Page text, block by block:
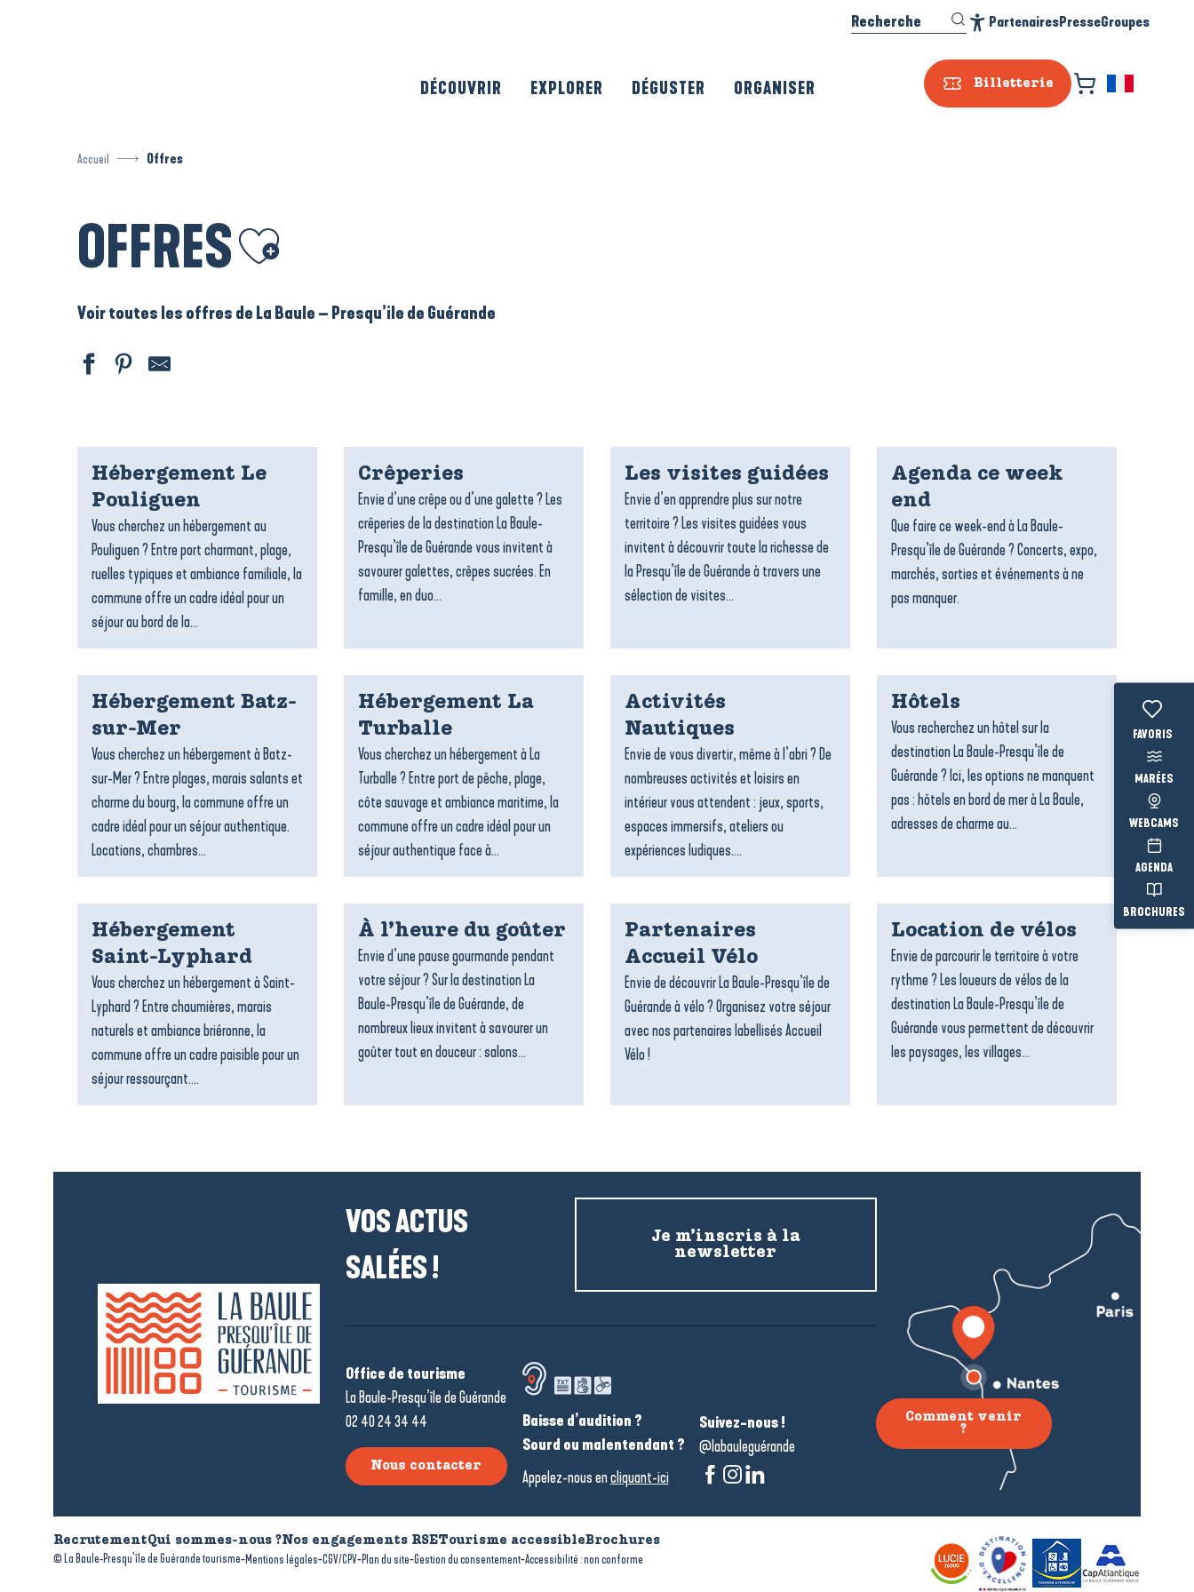
Billetterie
Recherche PartenairesPresseGroupes
DÉCOUVRIR EXPLORER DÉGUSTER ORGANISER
Voir les
MARÉES
WEBCAMS
AGENDA
BROCHURES
Accueil Offres
OFFRES Ajouter aux favoris
Voir toutes les offres de La Baule – Presqu’ile de Guérande
Hébergement Le
Pouliguen
Vous cherchez un hébergement au
Pouliguen ? Entre port charmant, plage,
ruelles typiques et ambiance familiale, la
commune offre un cadre idéal pour un
séjour au bord de la...
Crêperies
Envie d’une crêpe ou d’une galette ? Les
crêperies de la destination La Baule-
Presqu’île de Guérande vous invitent à
savourer galettes, crêpes sucrées. En
famille, en duo...
Les visites guidées
Envie d’en apprendre plus sur notre
territoire ? Les visites guidées vous
invitent à découvrir toute la richesse de
la Presqu’île de Guérande à travers une
sélection de visites...
Agenda ce week
end
Que faire ce week-end à La Baule-
Presqu’île de Guérande ? Concerts, expo,
marchés, sorties et événements à ne
pas manquer.
Hébergement Batz-
sur-Mer
Vous cherchez un hébergement à Batz-
sur-Mer ? Entre plages, marais salants et
charme du bourg, la commune offre un
cadre idéal pour un séjour authentique.
Locations, chambres...
Hébergement La
Turballe
Vous cherchez un hébergement à La
Turballe ? Entre port de pêche, plage,
côte sauvage et ambiance maritime, la
commune offre un cadre idéal pour un
séjour authentique face à...
Activités
Nautiques
Envie de vous divertir, même à l’abri ? De
nombreuses activités et loisirs en
intérieur vous attendent : jeux, sports,
espaces immersifs, ateliers ou
expériences ludiques....
Hôtels
Vous recherchez un hôtel sur la
destination La Baule-Presqu’île de
Guérande ? Ici, les options ne manquent
pas : hôtels en bord de mer à La Baule,
adresses de charme au...
Hébergement
Saint-Lyphard
Vous cherchez un hébergement à Saint-
Lyphard ? Entre chaumières, marais
naturels et ambiance briéronne, la
commune offre un cadre paisible pour un
séjour ressourçant....
À l’heure du goûter
Envie d’une pause gourmande pendant
votre séjour ? Sur la destination La
Baule-Presqu’île de Guérande, de
nombreux lieux invitent à savourer un
goûter tout en douceur : salons...
Partenaires
Accueil Vélo
Envie de découvrir La Baule-Presqu’île de
Guérande à vélo ? Organisez votre séjour
avec nos partenaires labellisés Accueil
Vélo !
Location de vélos
Envie de parcourir le territoire à votre
rythme ? Les loueurs de vélos de la
destination La Baule-Presqu’île de
Guérande vous permettent de découvrir
les paysages, les villages...
VOS ACTUS
SALÉES !
Je m’inscris à la
newsletter
Office de tourisme
La Baule-Presqu’île de Guérande
02 40 24 34 44
Nous contacter
Baisse d’audition ?
Sourd ou malentendant ?
Appelez-nous encliquant-ici
Suivez-nous !
@labauleguérande
Comment venir
?
RecrutementQui sommes-nous ?Nos engagements RSETourisme accessibleBrochures
© La Baule-Presqu’île de Guérande tourisme-Mentions légales-CGV/CPV-Plan du site-Gestion du consentement-Accessibilité : non conforme